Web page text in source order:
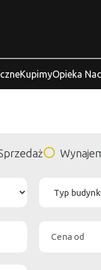
KupimyOpieka